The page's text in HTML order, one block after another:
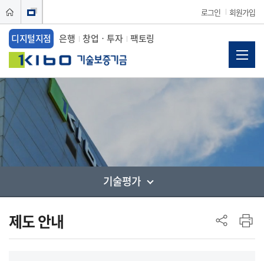
로그인 회원가입
디지털지점 은행 창업ㆍ투자 팩토링
사이드 메뉴
기술평가
제도 안내